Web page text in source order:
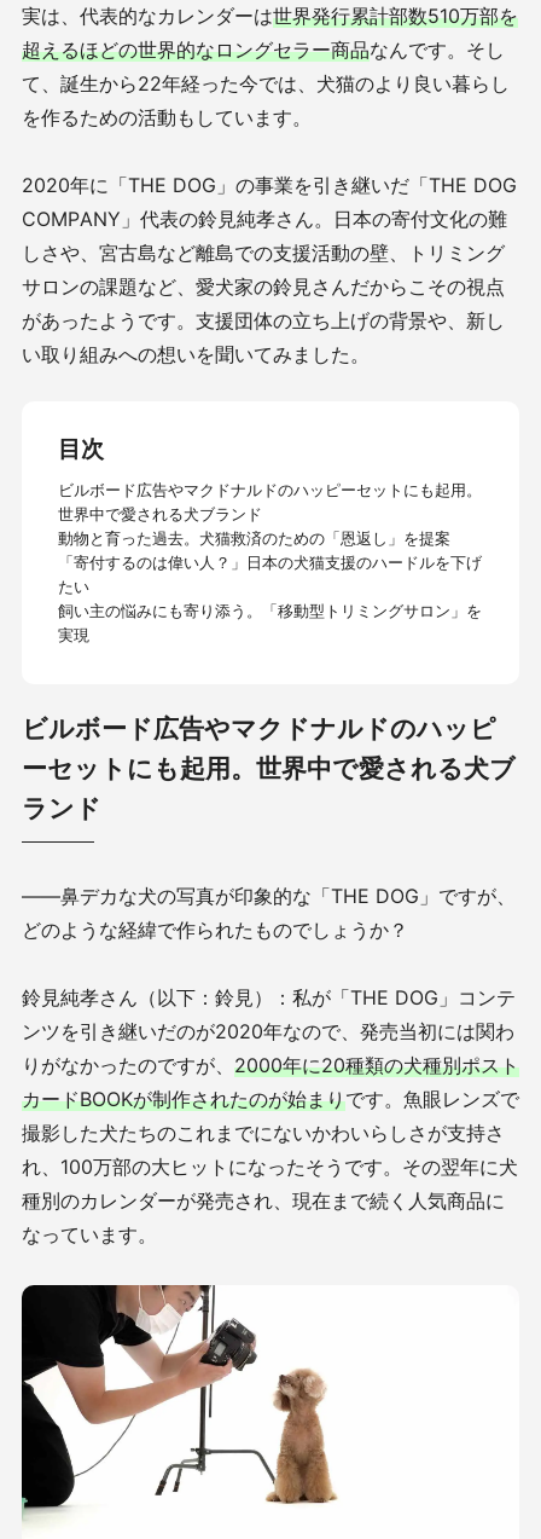
実は、代表的なカレンダーは世界発行累計部数510万部を
超えるほどの世界的なロングセラー商品なんです。そし
て、誕生から22年経った今では、犬猫のより良い暮らし
を作るための活動もしています。
2020年に「THE DOG」の事業を引き継いだ「THE DOG
COMPANY」代表の鈴見純孝さん。日本の寄付文化の難
しさや、宮古島など離島での支援活動の壁、トリミング
サロンの課題など、愛犬家の鈴見さんだからこその視点
があったようです。支援団体の立ち上げの背景や、新し
い取り組みへの想いを聞いてみました。
目次
ビルボード広告やマクドナルドのハッピーセットにも起用。
世界中で愛される犬ブランド
動物と育った過去。犬猫救済のための「恩返し」を提案
「寄付するのは偉い人？」日本の犬猫支援のハードルを下げ
たい
飼い主の悩みにも寄り添う。「移動型トリミングサロン」を
実現
ビルボード広告やマクドナルドのハッピ
ーセットにも起用。世界中で愛される犬ブ
ランド
――鼻デカな犬の写真が印象的な「THE DOG」ですが、
どのような経緯で作られたものでしょうか？
鈴見純孝さん（以下：鈴見）：私が「THE DOG」コンテ
ンツを引き継いだのが2020年なので、発売当初には関わ
りがなかったのですが、 2000年に20種類の犬種別ポスト
カードBOOKが制作されたのが始まりです。魚眼レンズで
撮影した犬たちのこれまでにないかわいらしさが支持さ
れ、100万部の大ヒットになったそうです。その翌年に犬
種別のカレンダーが発売され、現在まで続く人気商品に
なっています。